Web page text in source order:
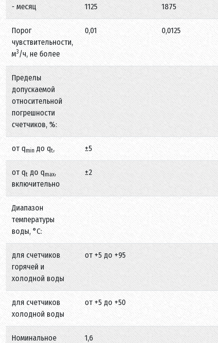
- месяц 1125 1875
Порог
чувствительности,
м3/ч, не более
0,01 0,0125
Пределы
допускаемой
относительной
погрешности
счетчиков, %:
от qminдо qt, ±5
от qt до qmax,
включительно
±2
Диапазон
температуры
воды, °С:
для счетчиков
горячей и
холодной воды
от +5 до +95
для счетчиков
холодной воды
от +5 до +50
Номинальное
1,6